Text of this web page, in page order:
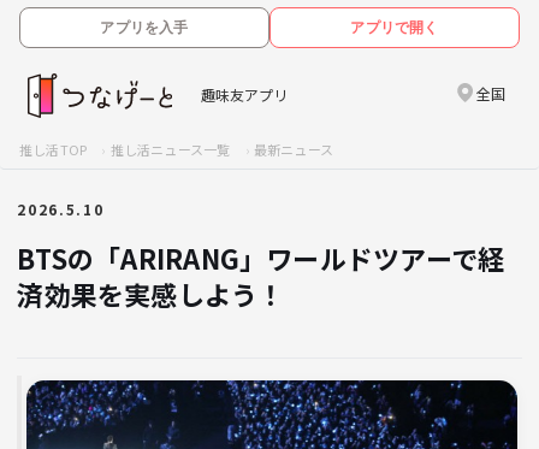
アプリを入手 アプリで開く
趣味友アプリ 全国
推し活TOP 推し活ニュース一覧 最新ニュース
2026.5.10
BTSの「ARIRANG」ワールドツアーで経
済効果を実感しよう！